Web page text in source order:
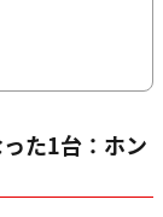
た1台：ホン